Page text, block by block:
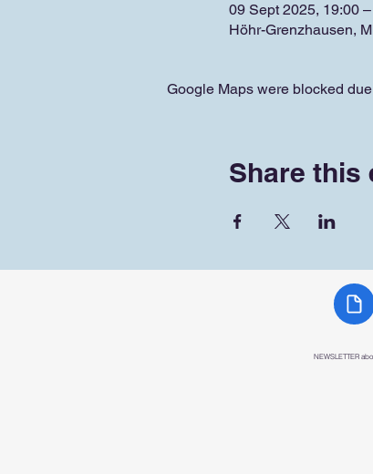
09 Sept 2025, 19:00
Höhr-Grenzhausen,
Google Maps were blocked
Share this
NEWSLETTER